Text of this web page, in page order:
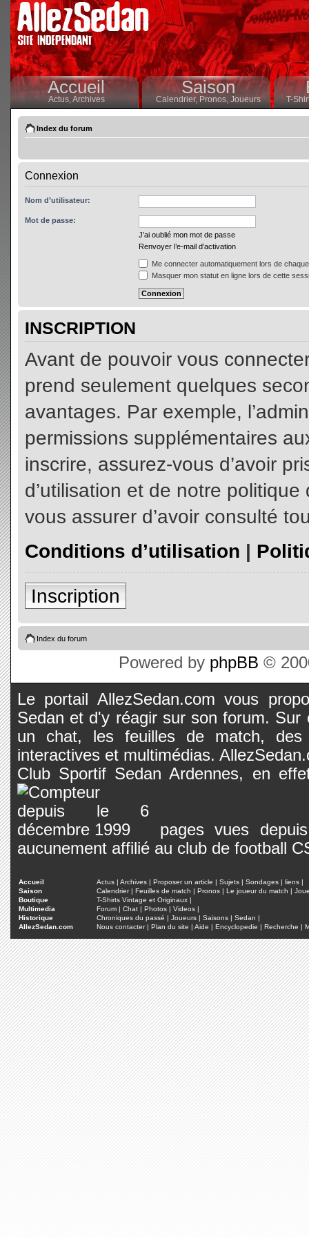
Accueil
Actus,Archives
Saison
Calendrier,Pronos, Joueurs T-
Index du forum
Connexion
Nom d’utilisateur:
Mot de passe:
J’ai oublié mon mot de passe
Renvoyer l’e-mail d’activation
Me connecter automatiquement lors de
Masquer mon statut en ligne lors de cette
INSCRIPTION
Avant de pouvoir vous
prend seulement quelques
avantages. Par exemple,
permissions supplémentaires
inscrire, assurez-vous d’avoir
d’utilisation et de notre
vous assurer d’avoir consulté
Conditions d’utilisation |
Inscription
Index du forum
Powered by phpBB ©
Le portail AllezSedan.com vous
Sedan et d'y réagir sur son forum.
un chat, les feuilles de match, des
interactives et multimédias.
Club Sportif Sedan Ardennes, en
pages vues
aucunement affilié au club de football
Accueil Actus | Archives | Proposer un article | Sujets | Sondages | liens |
Saison
Calendrier| Feuilles de match | Pronos | Le joueur du match |
Boutique
T-Shirts Vintage et Originaux |
Multimedia
Forum | Chat | Photos | Videos |
Historique
Chroniques du passé | Joueurs | Saisons | Sedan |
AllezSedan.com
Nous contacter| Plan du site | Aide | Encyclopedie | Recherche |